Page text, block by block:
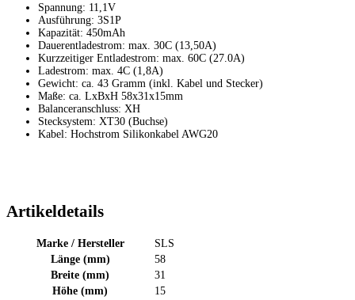
Spannung: 11,1V
Ausführung: 3S1P
Kapazität: 450mAh
Dauerentladestrom: max. 30C (13,50A)
Kurzzeitiger Entladestrom: max. 60C (27.0A)
Ladestrom: max. 4C (1,8A)
Gewicht: ca. 43 Gramm (inkl. Kabel und Stecker)
Maße: ca. LxBxH 58x31x15mm
Balanceranschluss: XH
Stecksystem: XT30 (Buchse)
Kabel: Hochstrom Silikonkabel AWG20
Artikeldetails
Marke / Hersteller
SLS
Länge (mm)
58
Breite (mm)
31
Höhe (mm)
15